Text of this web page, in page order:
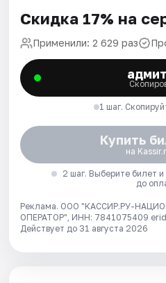
Скидка 17% на
Применили: 2 629 раз
1 шаг.
Купить
на
2 шаг. Выберите билет
до
Реклама. ООО "КАССИР.РУ-
ОПЕРАТОР", ИНН: 7841075409
Действует до 31 августа 2026